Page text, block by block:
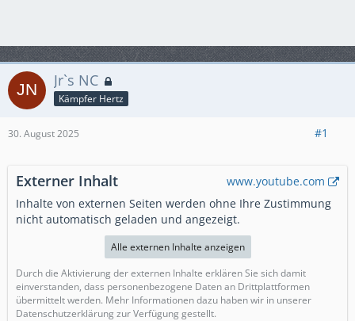
Jr`s NC
Kämpfer Hertz
30. August 2025 #1
Externer Inhalt
www.youtube.com
Inhalte von externen Seiten werden ohne Ihre Zustimmung
nicht automatisch geladen und angezeigt.
Alle externen Inhalte anzeigen
Durch die Aktivierung der externen Inhalte erklären Sie sich damit
einverstanden, dass personenbezogene Daten an Drittplattformen
übermittelt werden. Mehr Informationen dazu haben wir in unserer
Datenschutzerklärung zur Verfügung gestellt.